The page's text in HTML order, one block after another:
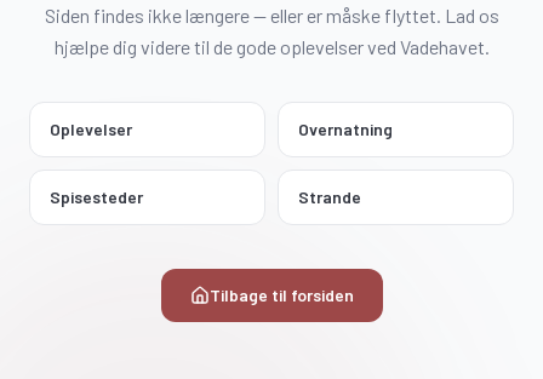
Siden findes ikke længere — eller er måske flyttet. Lad os
hjælpe dig videre til de gode oplevelser ved Vadehavet.
Oplevelser Overnatning
Spisesteder Strande
Tilbage til forsiden